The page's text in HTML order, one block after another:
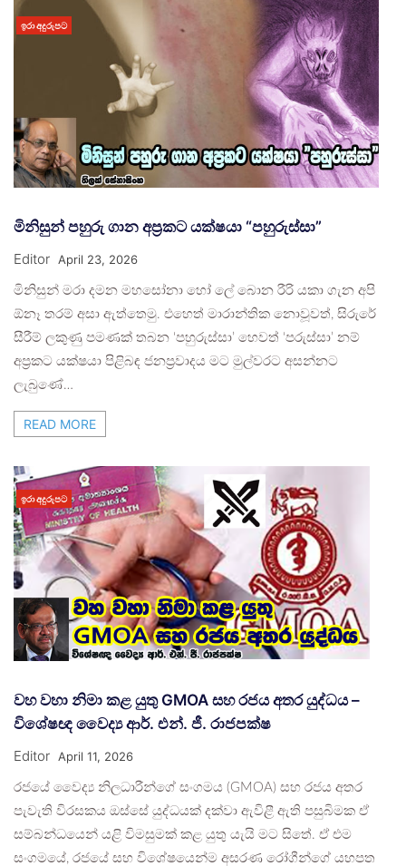
ඉරා අදුරුපට
මිනිසුන් පහුරු ගාන අප්‍රකට යක්ෂයා “පහුරුස්සා”
Editor April 23, 2026
මිනිසුන් මරා දමන මහසෝනා හෝ ලේ බොන රීරි යකා ගැන අපි
ඕනෑ තරම් අසා ඇත්තෙමු. එහෙත් මාරාන්තික නොවූවත්, සිරුරේ
සීරීම් ලකුණු පමණක් තබන ‘පහුරුස්සා’ හෙවත් ‘පරුස්සා’ නම්
අප්‍රකට යක්ෂයා පිළිබඳ ජනප්‍රවාදය මට මුල්වරට අසන්නට
ලැබුණේ…
READ MORE
ඉරා අදුරුපට
වහ වහා නිමා කළ යුතු GMOA සහ රජය අතර යුද්ධය –
විශේෂඥ වෛද්‍ය ආර්. එන්. ජී. රාජපක්ෂ
Editor April 11, 2026
රජයේ වෛද්‍ය නිලධාරීන්ගේ සංගමය (GMOA) සහ රජය අතර
පැවැති විරසකය ඔස්සේ යුද්ධයක් දක්වා ඇවිළී ඇති පසුබිමක ඒ
සම්බන්ධයෙන් යළි විමසුමක් කළ යුතු යැයි මට සිතේ. ඒ එම
සංගමයේ, රජයේ සහ විශේෂයෙන්ම අසරණ රෝගීන්ගේ යහපත